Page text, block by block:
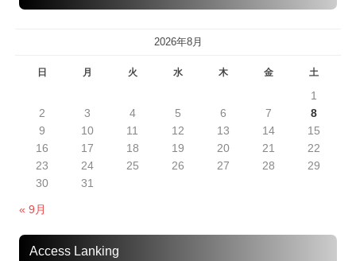
2026年8月
日 月 火 水 木 金 土
« 9月
1
2
3 4 5 6 7
8
9
10 11 12 13 14
15
16
17 18 19 20 21
22
23
24 25 26 27 28
29
30
31
Access Lanking